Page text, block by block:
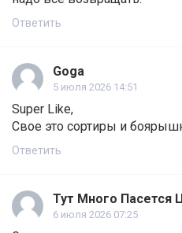
Ответить
Goga
5 июля 2026 14:51
Super Like,
Свое это сортиры и
Ответить
Тут Много Пасется
6 июля 2026 07:25